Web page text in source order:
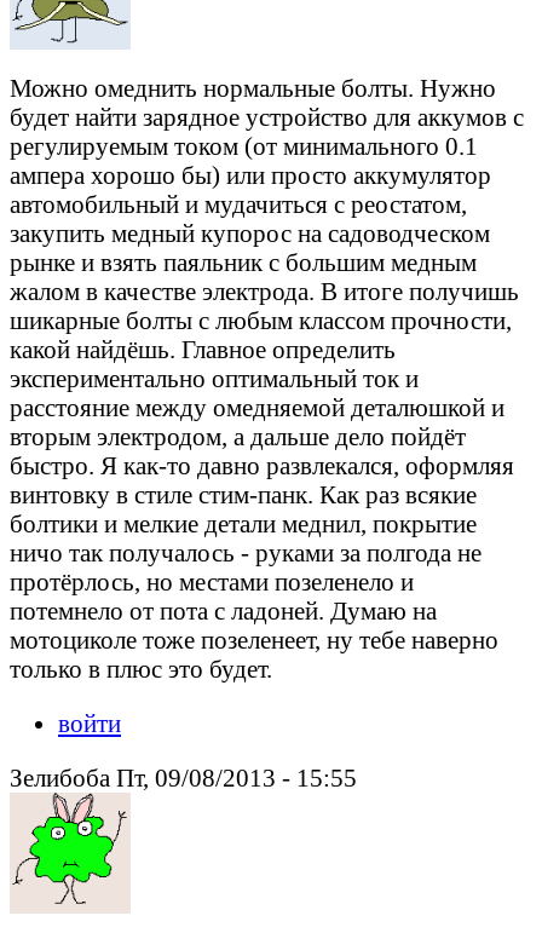
Можно омеднить нормальные болты. Нужно
будет найти зарядное устройство для аккумов с
регулируемым током (от минимального 0.1
ампера хорошо бы) или просто аккумулятор
автомобильный и мудачиться с реостатом,
закупить медный купорос на садоводческом
рынке и взять паяльник с большим медным
жалом в качестве электрода. В итоге получишь
шикарные болты с любым классом прочности,
какой найдёшь. Главное определить
экспериментально оптимальный ток и
расстояние между омедняемой деталюшкой и
вторым электродом, а дальше дело пойдёт
быстро. Я как-то давно развлекался, оформляя
винтовку в стиле стим-панк. Как раз всякие
болтики и мелкие детали меднил, покрытие
ничо так получалось - руками за полгода не
протёрлось, но местами позеленело и
потемнело от пота с ладоней. Думаю на
мотоциколе тоже позеленеет, ну тебе наверно
только в плюс это будет.
войти
Зелибоба Пт, 09/08/2013 - 15:55